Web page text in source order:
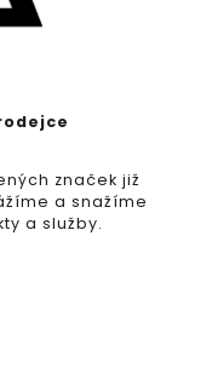
značek již
a snažíme
a služby.